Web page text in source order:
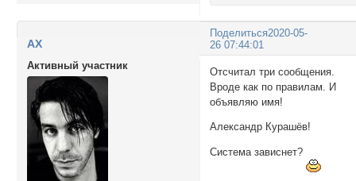
Поделиться2020-05-
26 07:44:01
AX
Активный участник
Отсчитал три сообщения.
Вроде как по правилам. И
объявляю имя!
Александр Курашёв!
Система зависнет?